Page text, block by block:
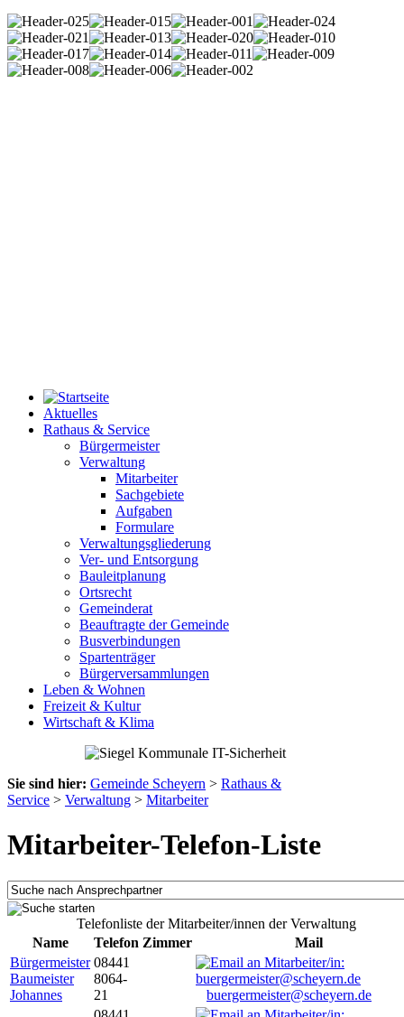
Aktuelles
Rathaus & Service
Bürgermeister
Verwaltung
Mitarbeiter
Sachgebiete
Aufgaben
Formulare
Verwaltungsgliederung
Ver- und Entsorgung
Bauleitplanung
Ortsrecht
Gemeinderat
Beauftragte der Gemeinde
Busverbindungen
Spartenträger
Bürgerversammlungen
Leben & Wohnen
Freizeit & Kultur
Wirtschaft & Klima
Sie sind hier: Gemeinde Scheyern > Rathaus &
Service > Verwaltung > Mitarbeiter
Mitarbeiter-Telefon-Liste
Telefonliste der Mitarbeiter/innen der Verwaltung
Name
Telefon Zimmer
Mail
Bürgermeister
Baumeister
Johannes
08441
8064-
21
buergermeister@scheyern.de